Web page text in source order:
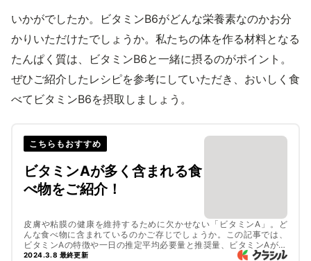
いかがでしたか。ビタミンB6がどんな栄養素なのかお分
かりいただけたでしょうか。私たちの体を作る材料となる
たんぱく質は、ビタミンB6と一緒に摂るのがポイント。
ぜひご紹介したレシピを参考にしていただき、おいしく食
べてビタミンB6を摂取しましょう。
こちらもおすすめ
ビタミンAが多く含まれる食
べ物をご紹介！
皮膚や粘膜の健康を維持するために欠かせない「ビタミンA」。ど
んな食べ物に含まれているのかご存じでしょうか。この記事では、
ビタミンAの特徴や一日の推定平均必要量と推奨量、ビタミンAが多
い食品などについて解説します。ビタミンAがおいしく摂れるレシ
2024.3.8 最終更新